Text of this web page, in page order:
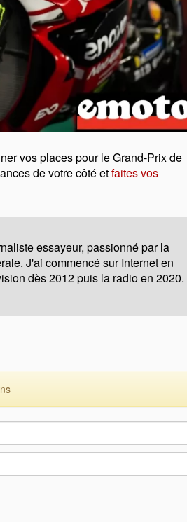
vos places pour le Grand-Prix de
de votre côté etfaites vos
essayeur, passionné par la
J'ai commencé sur Internet en
dès 2012 puis la radio en 2020.